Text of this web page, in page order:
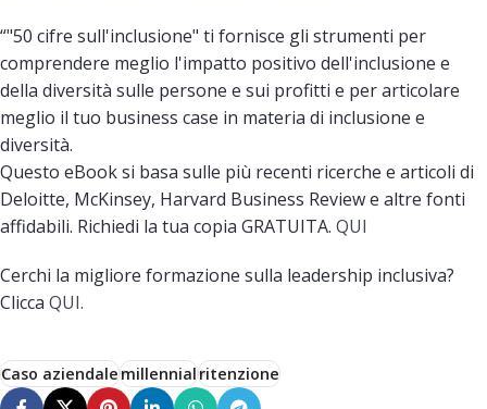
“"50 cifre sull'inclusione" ti fornisce gli strumenti per
comprendere meglio l'impatto positivo dell'inclusione e
della diversità sulle persone e sui profitti e per articolare
meglio il tuo business case in materia di inclusione e
diversità.
Questo eBook si basa sulle più recenti ricerche e articoli di
Deloitte, McKinsey, Harvard Business Review e altre fonti
affidabili. Richiedi la tua copia GRATUITA. QUI
Cerchi la migliore formazione sulla leadership inclusiva?
Clicca QUI.
Caso aziendalemillennialritenzione